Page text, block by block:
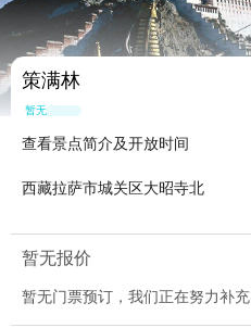
策满林
暂无点评
查看景点简介及开放时间
西藏拉萨市城关区大昭寺北
暂无报价
暂无门票预订，我们正在努力补充